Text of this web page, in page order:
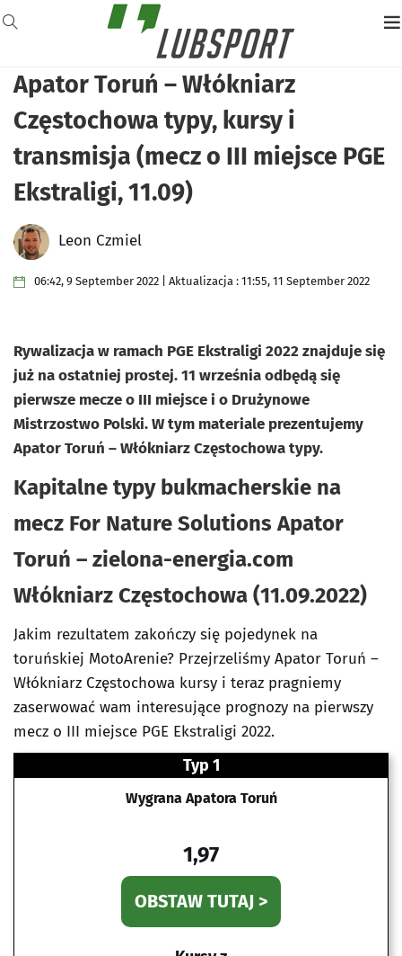
Apator Toruń – Włókniarz
Częstochowa typy, kursy i
transmisja (mecz o III miejsce PGE
Ekstraligi, 11.09)
Leon Czmiel
06:42, 9 September 2022 | Aktualizacja : 11:55, 11 September 2022
Rywalizacja w ramach PGE Ekstraligi 2022 znajduje się
już na ostatniej prostej. 11 września odbędą się
pierwsze mecze o III miejsce i o Drużynowe
Mistrzostwo Polski. W tym materiale prezentujemy
Apator Toruń – Włókniarz Częstochowa typy.
Kapitalne typy bukmacherskie na
mecz For Nature Solutions Apator
Toruń – zielona-energia.com
Włókniarz Częstochowa (11.09.2022)
Jakim rezultatem zakończy się pojedynek na
toruńskiej MotoArenie? Przejrzeliśmy Apator Toruń –
Włókniarz Częstochowa kursy i teraz pragniemy
zaserwować wam interesujące prognozy na pierwszy
mecz o III miejsce PGE Ekstraligi 2022.
Typ 1
Wygrana Apatora Toruń
1,97
OBSTAW TUTAJ >